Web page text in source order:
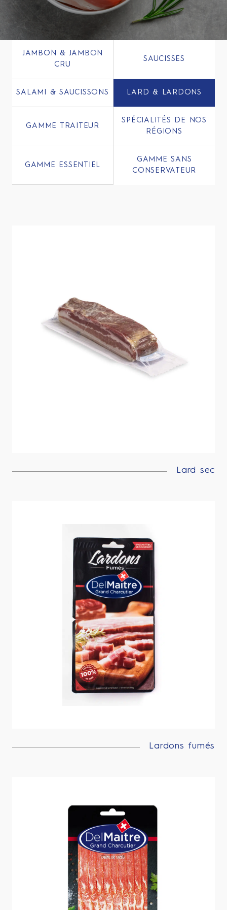
JAMBON & JAMBON
CRU
SAUCISSES
SALAMI & SAUCISSONS LARD & LARDONS
GAMME TRAITEUR
SPÉCIALITÉS DE NOS
RÉGIONS
GAMME ESSENTIEL
GAMME SANS
CONSERVATEUR
Lard sec
Lardons fumés